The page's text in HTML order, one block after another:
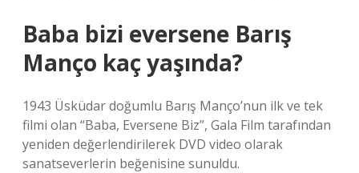
Baba bizi eversene Barış
Manço kaç yaşında?
1943 Üsküdar doğumlu Barış Manço’nun ilk ve tek
filmi olan “Baba, Eversene Biz”, Gala Film tarafından
yeniden değerlendirilerek DVD video olarak
sanatseverlerin beğenisine sunuldu.